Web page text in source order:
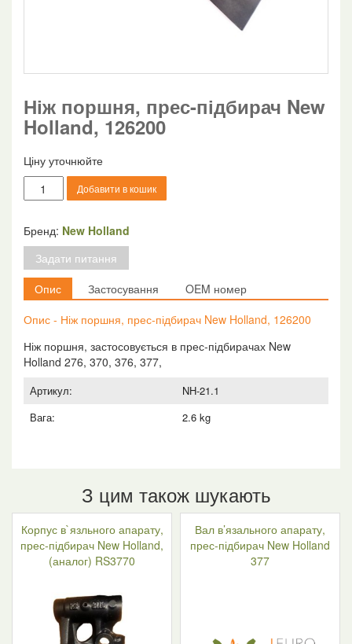
Ніж поршня, прес-підбирач New
Holland, 126200
Ціну уточнюйте
Ніж
поршня,
підбирач
New
Holland,
126200
кількість
Добавити в кошик
Бренд: New Holland
Задати питання
Опис
Застосування
OEM номер
Опис - Ніж поршня, прес-підбирач New Holland, 126200
Ніж поршня, застосовується в прес-підбирачах New
Holland 276, 370, 376, 377,
Артикул:
NH-21.1
Вага:
2.6 kg
З цим також шукають
Корпус в`язльного апарату,
прес-підбирач New Holland,
(аналог) RS3770
Вал в’язального апарату,
прес-підбирач New Holland
377